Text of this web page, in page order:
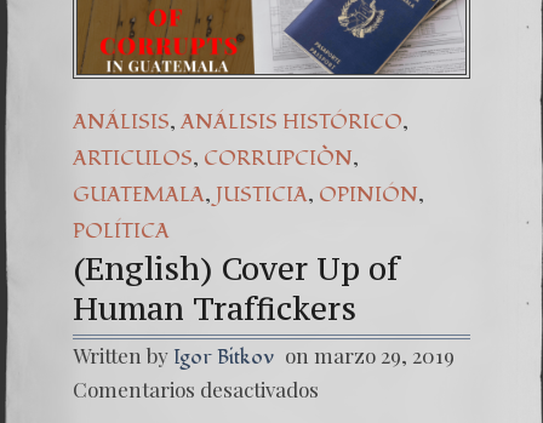
ANÁLISIS, ANÁLISIS HISTÓRICO,
ARTICULOS, CORRUPCIÒN,
GUATEMALA, JUSTICIA, OPINIÓN,
POLÍTICA
(English) Cover Up of
Human Traffickers
Written by Igor Bitkov on marzo 29, 2019
Comentarios desactivados